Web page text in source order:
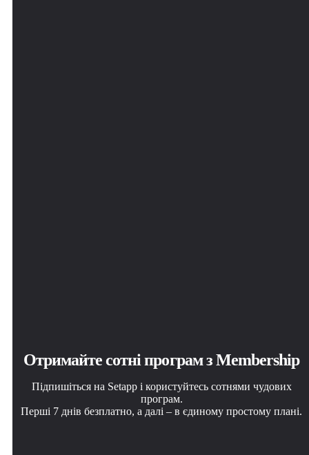
Отримайте сотні програм з Membership
Підпишіться на Setapp і користуйтесь сотнями чудових
програм.
Перші 7 днів безплатно, а далі – в єдиному простому плані.